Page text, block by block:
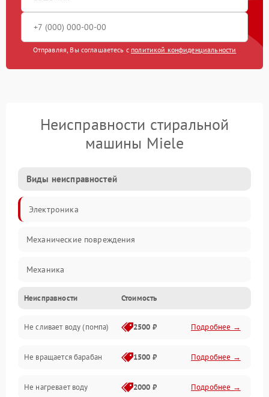
Отправляя, Вы соглашаетесь с политикой конфиденциальности
Неисправности стиральной
машины Miele
Виды неисправностей
Электроника
Механические повреждения
Механика
Электропитание
Водоснабжение
Слив
Программное обеспечение
Неисправности Стоимость
Не сливает воду (помпа) 2500 ₽ Подробнее →
Не вращается барабан 1500 ₽ Подробнее →
Не нагревает воду 2000 ₽ Подробнее →